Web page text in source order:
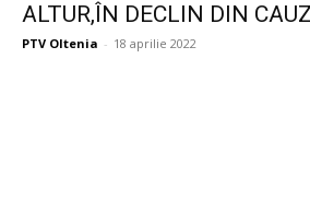
ALTUR,ÎN DECLIN DIN
PTV Oltenia - 18 aprilie 2022